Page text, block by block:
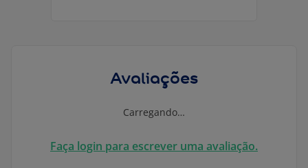
Avaliações
Carregando…
Faça login para escrever uma avaliação.